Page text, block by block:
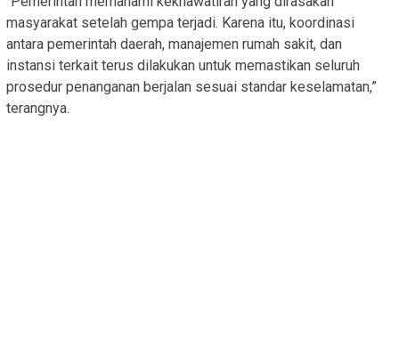
masyarakat setelah gempa terjadi. Karena itu, koordinasi
antara pemerintah daerah, manajemen rumah sakit, dan
instansi terkait terus dilakukan untuk memastikan seluruh
prosedur penanganan berjalan sesuai standar keselamatan,”
terangnya.